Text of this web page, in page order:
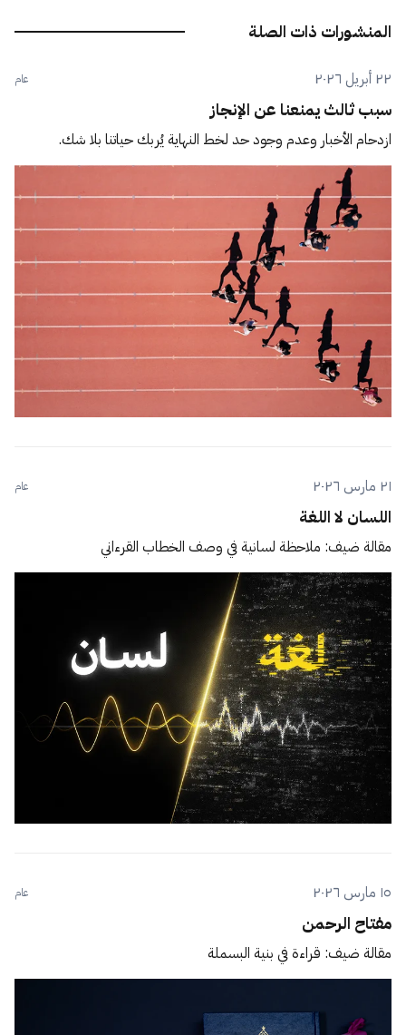
المنشورات ذات الصلة
٢٢ أبريل ٢٠٢٦ عام
سبب ثالث يمنعنا عن الإنجاز
ازدحام الأخبار وعدم وجود حد لخط النهاية يُربك حياتنا بلا شك.
٢١ مارس ٢٠٢٦ عام
اللسان لا اللغة
مقالة ضيف: ملاحظة لسانية في وصف الخطاب القرءاني
١٥ مارس ٢٠٢٦ عام
مفتاح الرحمن
مقالة ضيف: قراءة في بنية البسملة